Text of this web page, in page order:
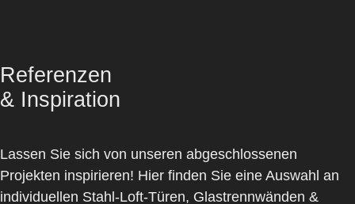
Referenzen
& Inspiration
Lassen Sie sich von unseren abgeschlossenen
Projekten inspirieren! Hier finden Sie eine Auswahl an
individuellen Stahl-Loft-Türen, Glastrennwänden &